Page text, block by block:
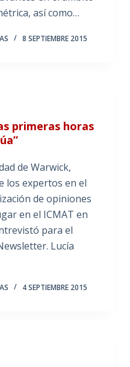
así como…
8 SEPTIEMBRE 2015
primeras horas
de Warwick,
los expertos en el
de opiniones
en el ICMAT en
para el
Lucía
4 SEPTIEMBRE 2015